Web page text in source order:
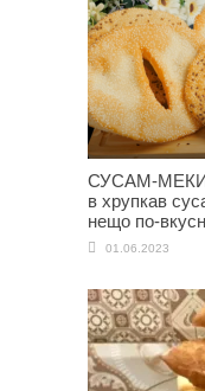
СУСАМ-
в хрупкав
нещо по-
01.06.2023